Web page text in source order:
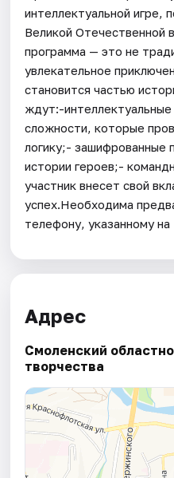
интеллектуальной игре,
Великой Отечественной
программа — это не
увлекательное
становится частью
ждут:-интеллектуальные
сложности, которые
логику;- зашифрованные
истории героев;-
участник внесет свой
успех.Необходима
телефону, указанному на
Адрес
Смоленский
творчества